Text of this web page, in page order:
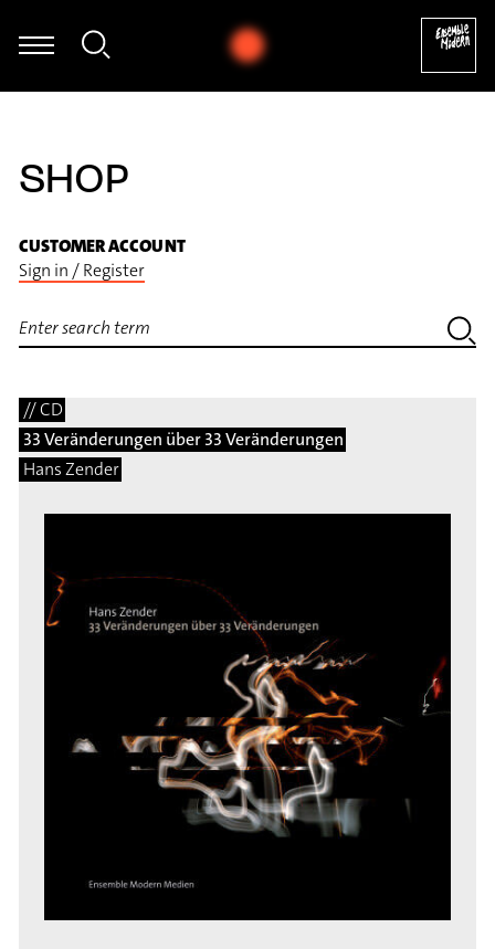
Hommel - Thomas Hammelmann: Moving I für Oboe &
SHOP
CUSTOMER ACCOUNT
Sign in / Register
// CD
33 Veränderungen über 33 Veränderungen
Hans Zender